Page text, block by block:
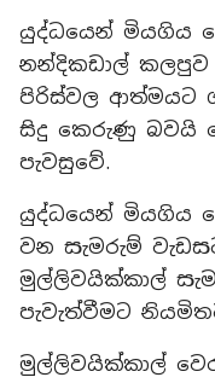
යුද්ධයෙන් මියගිය
නන්දිකඩාල්
පිරිස්වල ආත්මයට
සිදු කෙරුණු බවයි
පැවසුවේ.
යුද්ධයෙන් මියගිය
වන සැමරුම්
මුල්ලිවයික්කාල්
පැවැත්වීමට
මුල්ලිවයික්කාල්